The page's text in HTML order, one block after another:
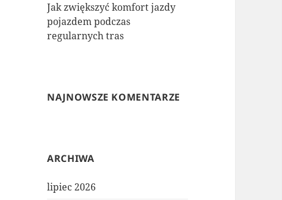
Jak zwiększyć komfort jazdy
pojazdem podczas
regularnych tras
NAJNOWSZE KOMENTARZE
ARCHIWA
lipiec 2026